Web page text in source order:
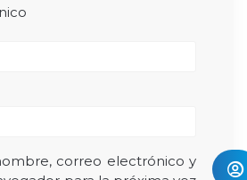
correo electrónico y